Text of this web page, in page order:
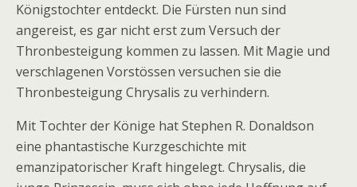
Königstochter entdeckt. Die Fürsten nun sind
angereist, es gar nicht erst zum Versuch der
Thronbesteigung kommen zu lassen. Mit Magie und
verschlagenen Vorstössen versuchen sie die
Thronbesteigung Chrysalis zu verhindern.
Mit Tochter der Könige hat Stephen R. Donaldson
eine phantastische Kurzgeschichte mit
emanzipatorischer Kraft hingelegt. Chrysalis, die